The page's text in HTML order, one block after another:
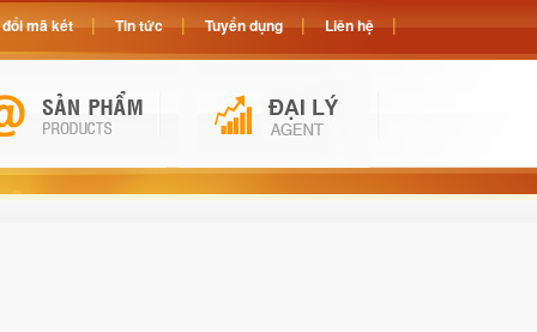
mã két Tin tức Tuyển dụng Liên hệ